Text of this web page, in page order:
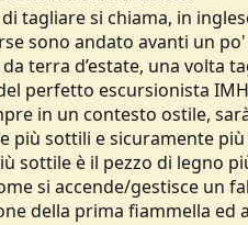
tagliare si chiama, in
sono andato avanti un
terra d’estate, una
perfetto escursionista
in un contesto ostile,
più sottili e sicuramente
sottile è il pezzo di legno
si accende/gestisce un
della prima fiammella ed